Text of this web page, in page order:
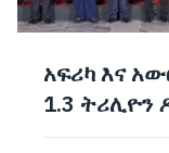
አፍሪካ እና
1.3 ትሪሊዮን
ለማሰባሰብ